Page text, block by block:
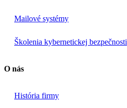
Mailové systémy
Školenia kybernetickej bezpečnosti
O nás
História firmy